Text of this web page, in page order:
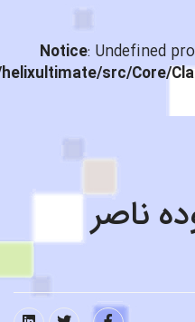
Notice: Undefined
src/Core/
ناصر